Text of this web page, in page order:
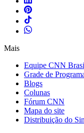
Mais
Equipe CNN
Grade de
Blogs
Colunas
Fórum CNN
Mapa do site
Distribuição do